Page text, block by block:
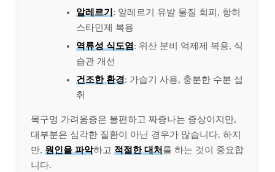
알레르기: 알레르기 유발 물질 회피, 항히
스타민제 복용
역류성 식도염: 위산 분비 억제제 복용, 식
습관 개선
건조한 환경: 가습기 사용, 충분한 수분 섭
취
목구멍 가려움증은 불편하고 짜증나는 증상이지만,
대부분은 심각한 질환이 아닌 경우가 많습니다. 하지
만, 원인을 파악하고 적절한 대처를 하는 것이 중요합
니다.